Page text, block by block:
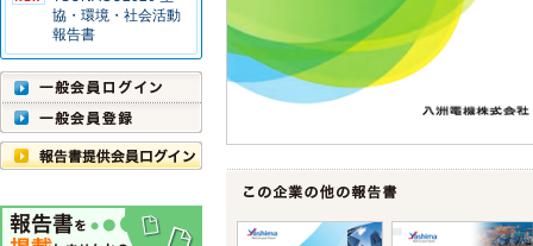
協・環境・社会活動
報告書